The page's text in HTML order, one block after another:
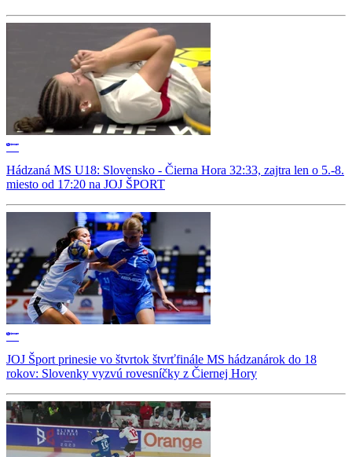
Hádzaná MS U18: Slovensko - Čierna Hora 32:33, zajtra len o 5.-8.
miesto od 17:20 na JOJ ŠPORT
JOJ Šport prinesie vo štvrtok štvrťfinále MS hádzanárok do 18
rokov: Slovenky vyzvú rovesníčky z Čiernej Hory